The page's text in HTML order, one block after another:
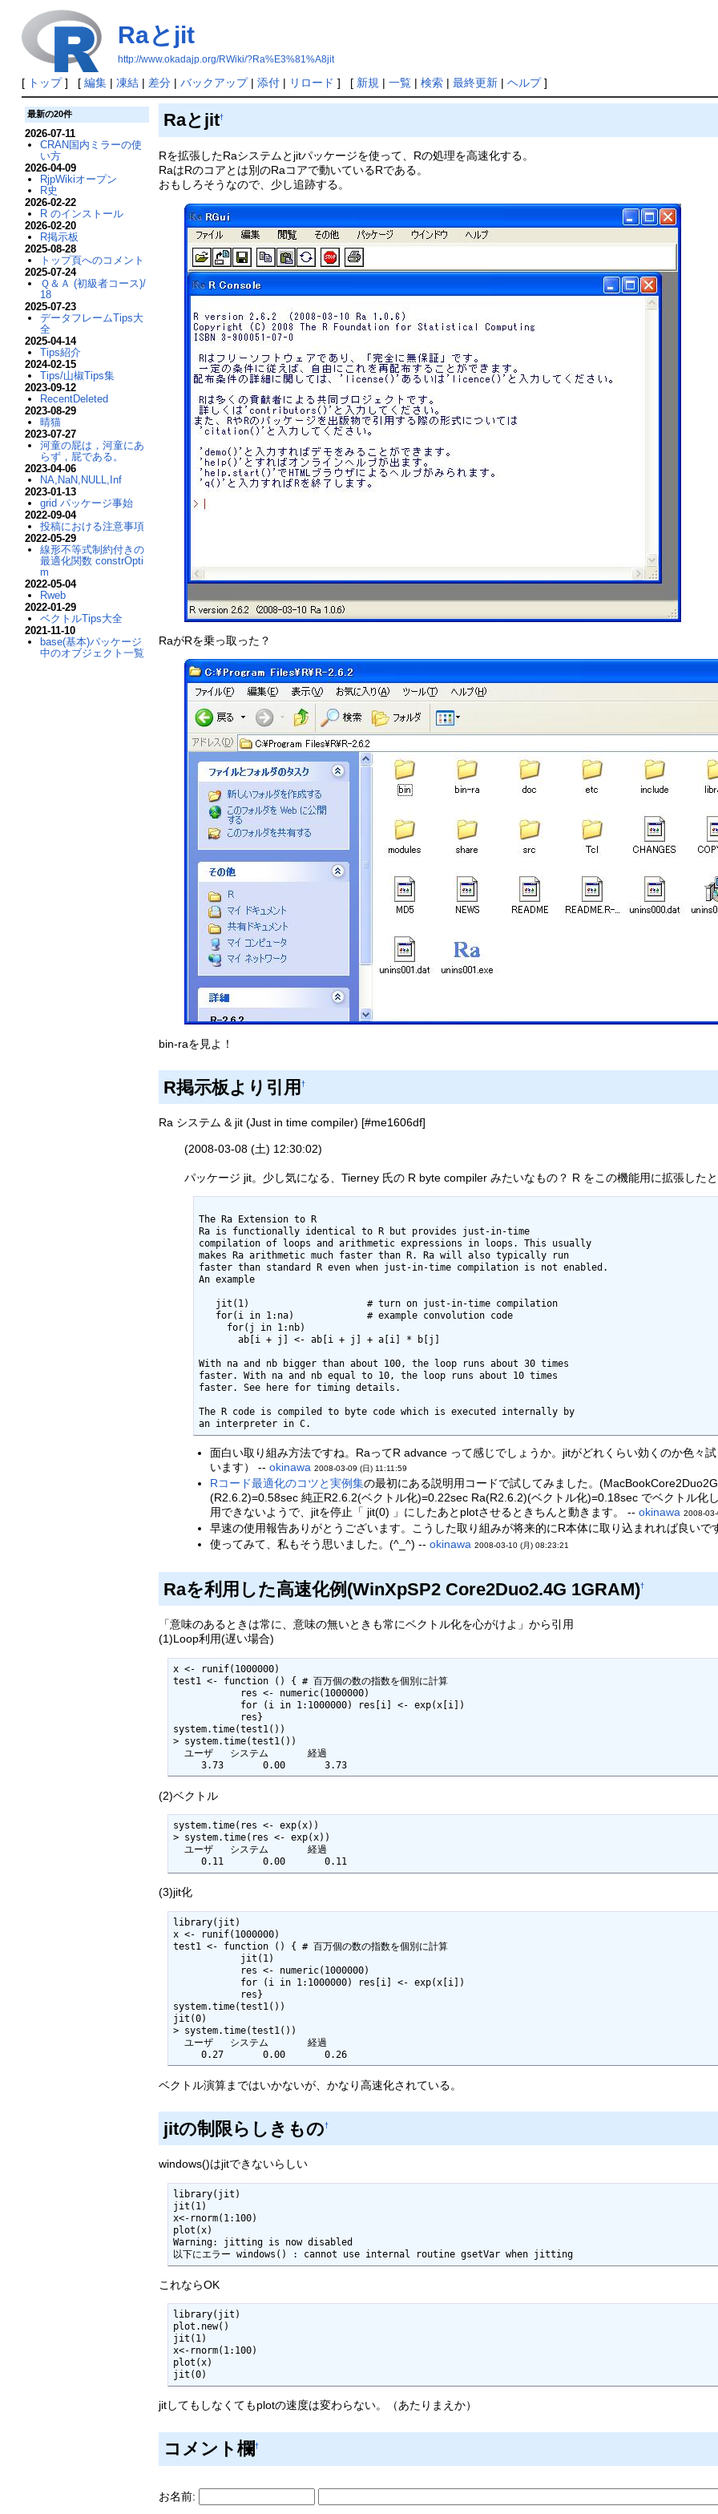
Raとjit
http://www.okadajp.org/RWiki/?Ra%E3%81%A8jit
[ トップ] [ 編集| 凍結| 差分| バックアップ| 添付| リロード ] [ 新規 | 一覧| 検索| 最終更新| ヘルプ]
Raとjit†
Rを拡張したRaシステムとjitパッケージを使って、Rの処理を高速化する。
RaはRのコアとは別のRaコアで動いているRである。
おもしろそうなので、少し追跡する。
RaがRを乗っ取った？
bin-raを見よ！
R掲示板より引用†
Ra システム & jit (Just in time compiler) [#me1606df]
(2008-03-08 (土) 12:30:02)
パッケージ jit。少し気になる、Tierney 氏の R byte compiler みたいなもの？ R をこの機能用に拡張した
The Ra Extension to R
Ra is functionally identical to R but provides just-in-time
compilation of loops and arithmetic expressions in loops. This usually
makes Ra arithmetic much faster than R. Ra will also typically run
faster than standard R even when just-in-time compilation is not enabled.
An example
       ab[i + j] <- ab[i + j] + a[i] * b[j]
With na and nb bigger than about 100, the loop runs about 30 times
faster. With na and nb equal to 10, the loop runs about 10 times
faster. See here for timing details.
The R code is compiled to byte code which is executed internally by
面白い取り組み方法ですね。RaってR advance って感じでしょうか。jitがどれくらい効くのか色々
います） -- okinawa 2008-03-09 (日) 11:11:59
Rコード最適化のコツと実例集の最初にある説明用コードで試してみました。
(R2.6.2)=0.58sec 純正R2.6.2(ベクトル化)=0.22sec Ra(R2.6.2)(ベクトル化)=0.18sec でベクトル化
用できないようで、jitを停止「 jit(0) 」にしたあとplotさせるときちんと動きます。 -- okinawa 2008-
早速の使用報告ありがとうございます。こうした取り組みが将来的にR本体に取り込まれれば良いで
使ってみて、私もそう思いました。(^_^) -- okinawa 2008-03-10 (月) 08:23:21
Raを利用した高速化例(WinXpSP2 Core2Duo2.4G 1GRAM)†
「意味のあるときは常に、意味の無いときも常にベクトル化を心がけよ」から引用
(1)Loop利用(遅い場合)
x <- runif(1000000)
test1 <- function () { # 百万個の数の指数を個別に計算
system.time(test1())
> system.time(test1())
     3.73       0.00       3.73
(2)ベクトル
system.time(res <- exp(x))
> system.time(res <- exp(x))
  ユーザ   システム       経過
     0.11       0.00       0.11
(3)jit化
library(jit)
x <- runif(1000000)
test1 <- function () { # 百万個の数の指数を個別に計算
system.time(test1())
jit(0)
> system.time(test1())
     0.27       0.00       0.26
ベクトル演算まではいかないが、かなり高速化されている。
jitの制限らしきもの†
windows()はjitできないらしい
library(jit)
jit(1)
x<-rnorm(1:100)
plot(x)
Warning: jitting is now disabled
以下にエラー windows() : cannot use internal routine gsetVar when jitting
これならOK
library(jit)
plot.new()
jit(1)
x<-rnorm(1:100)
plot(x)
jit(0)
jitしてもしなくてもplotの速度は変わらない。（あたりまえか）
コメント欄†
お名前:
最新の20件
2026-07-11
CRAN国内ミラーの使
い方
2026-04-09
RjpWikiオープン
R史
2026-02-22
R のインストール
2026-02-20
R掲示板
2025-08-28
トップ頁へのコメント
2025-07-24
Ｑ＆Ａ (初級者コース)/
18
2025-07-23
データフレームTips大
全
2025-04-14
Tips紹介
2024-02-15
Tips/山椒Tips集
2023-09-12
RecentDeleted
2023-08-29
晴猫
2023-07-27
河童の屁は，河童にあ
らず，屁である。
2023-04-06
NA,NaN,NULL,Inf
2023-01-13
grid パッケージ事始
2022-09-04
投稿における注意事項
2022-05-29
線形不等式制約付きの
最適化関数 constrOpti
m
2022-05-04
Rweb
2022-01-29
ベクトルTips大全
2021-11-10
base(基本)パッケージ
中のオブジェクト一覧